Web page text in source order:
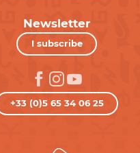
Newsletter
I subscribe
+33 (0)5 65 34 06 25